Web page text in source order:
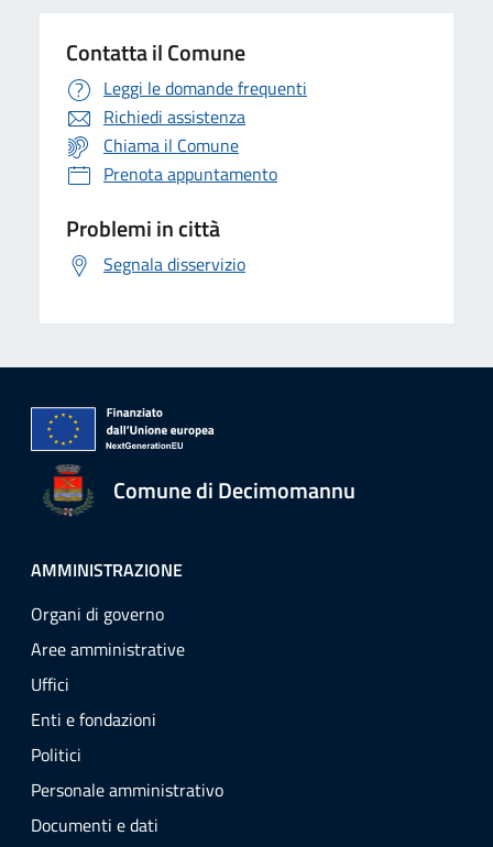
Contatta il Comune
Leggi le domande frequenti
Richiedi assistenza
Chiama il Comune
Prenota appuntamento
Problemi in città
Segnala disservizio
Comune di Decimomannu
AMMINISTRAZIONE
Organi di governo
Aree amministrative
Uffici
Enti e fondazioni
Politici
Personale amministrativo
Documenti e dati